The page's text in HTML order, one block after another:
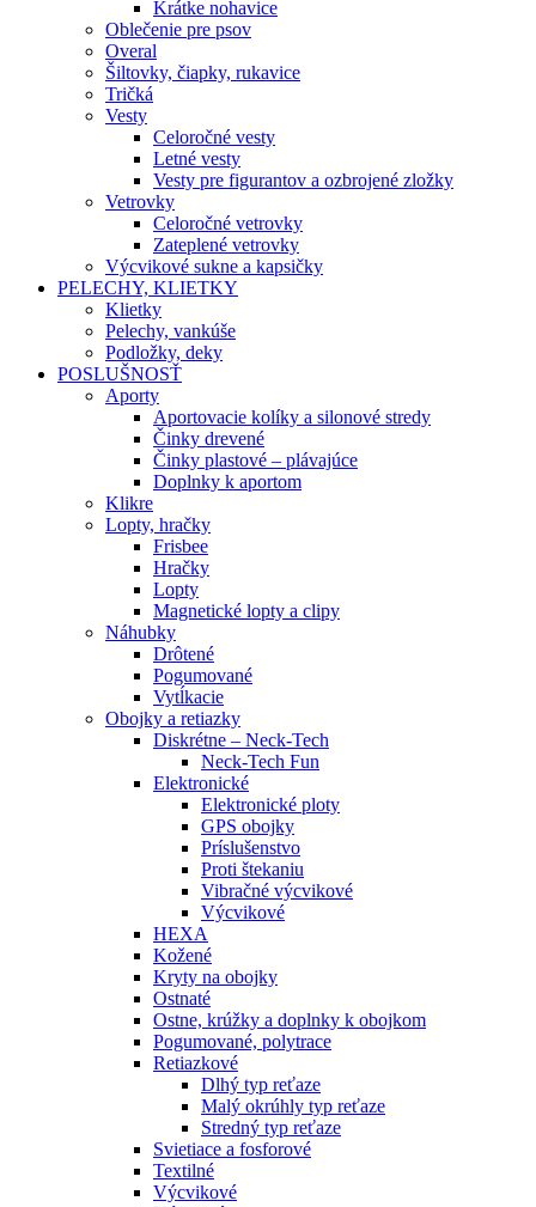
Krátke nohavice
Oblečenie pre psov
Overal
Šiltovky, čiapky, rukavice
Tričká
Vesty
Celoročné vesty
Letné vesty
Vesty pre figurantov a ozbrojené zložky
Vetrovky
Celoročné vetrovky
Zateplené vetrovky
Výcvikové sukne a kapsičky
PELECHY, KLIETKY
Klietky
Pelechy, vankúše
Podložky, deky
POSLUŠNOSŤ
Aporty
Aportovacie kolíky a silonové stredy
Činky drevené
Činky plastové – plávajúce
Doplnky k aportom
Klikre
Lopty, hračky
Frisbee
Hračky
Lopty
Magnetické lopty a clipy
Náhubky
Drôtené
Pogumované
Vytĺkacie
Obojky a retiazky
Diskrétne – Neck-Tech
Neck-Tech Fun
Elektronické
Elektronické ploty
GPS obojky
Príslušenstvo
Proti štekaniu
Vibračné výcvikové
Výcvikové
HEXA
Kožené
Kryty na obojky
Ostnaté
Ostne, krúžky a doplnky k obojkom
Pogumované, polytrace
Retiazkové
Dlhý typ reťaze
Malý okrúhly typ reťaze
Stredný typ reťaze
Svietiace a fosforové
Textilné
Výcvikové